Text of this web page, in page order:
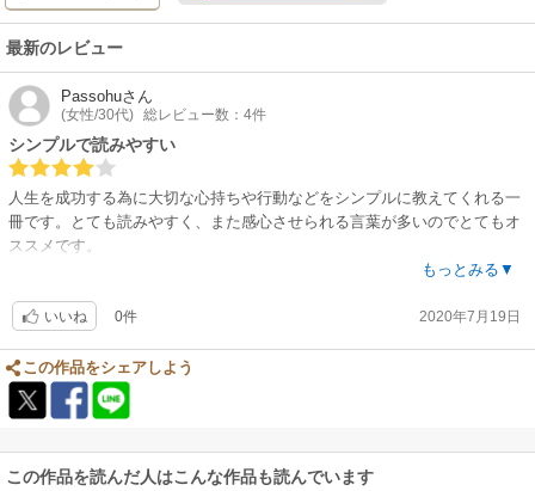
最新のレビュー
Passohuさん
(女性/30代) 総レビュー数：4件
シンプルで読みやすい
人生を成功する為に大切な心持ちや行動などをシンプルに教えてくれる一
冊です。とても読みやすく、また感心させられる言葉が多いのでとてもオ
ススメです。
もっとみる▼
いいね 0件 2020年7月19日
この作品をシェアしよう
この作品を読んだ人はこんな作品も読んでいます